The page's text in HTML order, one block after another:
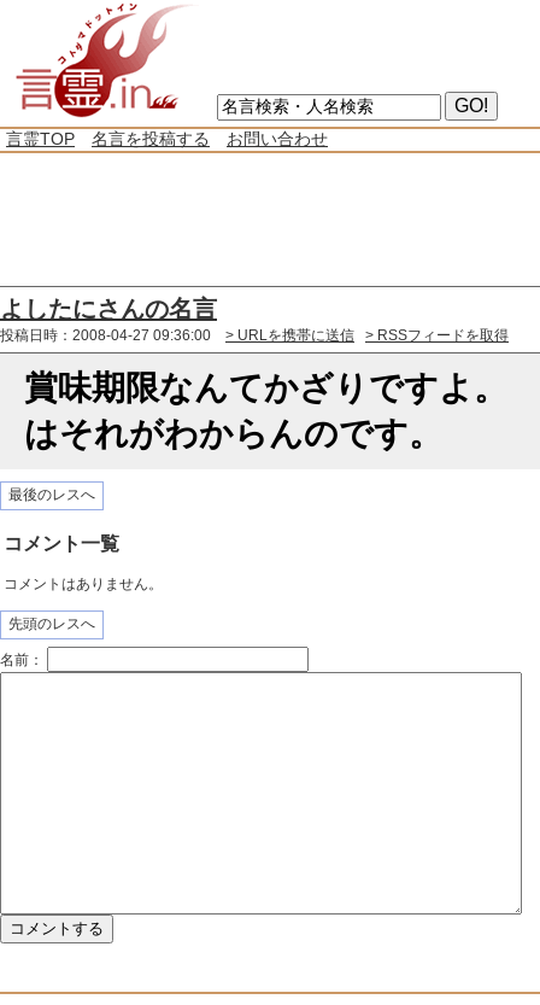
言霊TOP 名言を投稿する お問い合わせ
よしたにさんの名言
投稿日時：2008-04-27 09:36:00 > URLを携帯に送信 > RSSフィードを取得
賞味期限なんてかざりですよ。
はそれがわからんのです。
最後のレスへ
コメント一覧
コメントはありません。
先頭のレスへ
名前：